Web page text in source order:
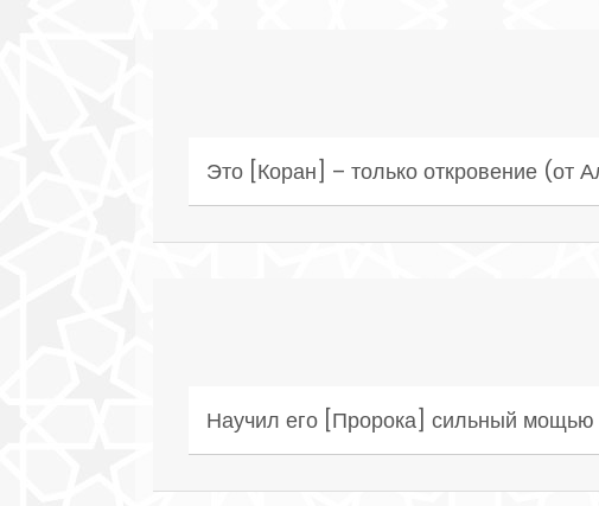
Это [Коран] – только откровение (от
Научил его [Пророка] сильный